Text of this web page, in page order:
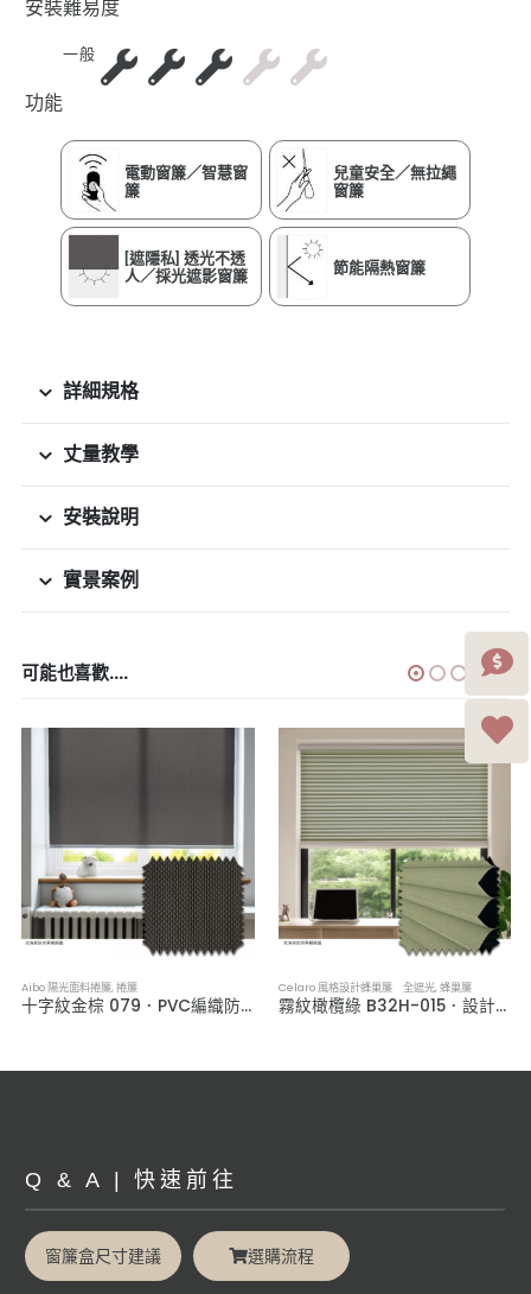
安裝難易度
一般
功能
電動窗簾／智慧窗
簾
兒童安全／無拉繩
窗簾
[遮隱私] 透光不透
人／採光遮影窗簾
節能隔熱窗簾
詳細規格
丈量教學
安裝說明
實景案例
可能也喜歡....
Aibo 陽光面料捲簾,捲簾
十字紋金棕 079．PVC編織防潑水捲簾
Celaro 風格設計蜂巢簾 全遮光,蜂巢簾
霧紋橄欖綠 B32H-015．設計款全遮光蜂巢簾
Q & A | 快速前往
窗簾盒尺寸建議 選購流程